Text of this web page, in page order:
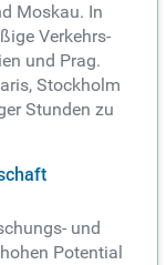
Moskau. In
Verkehrs-
und Prag.
Stockholm
Stunden zu
und
Potential